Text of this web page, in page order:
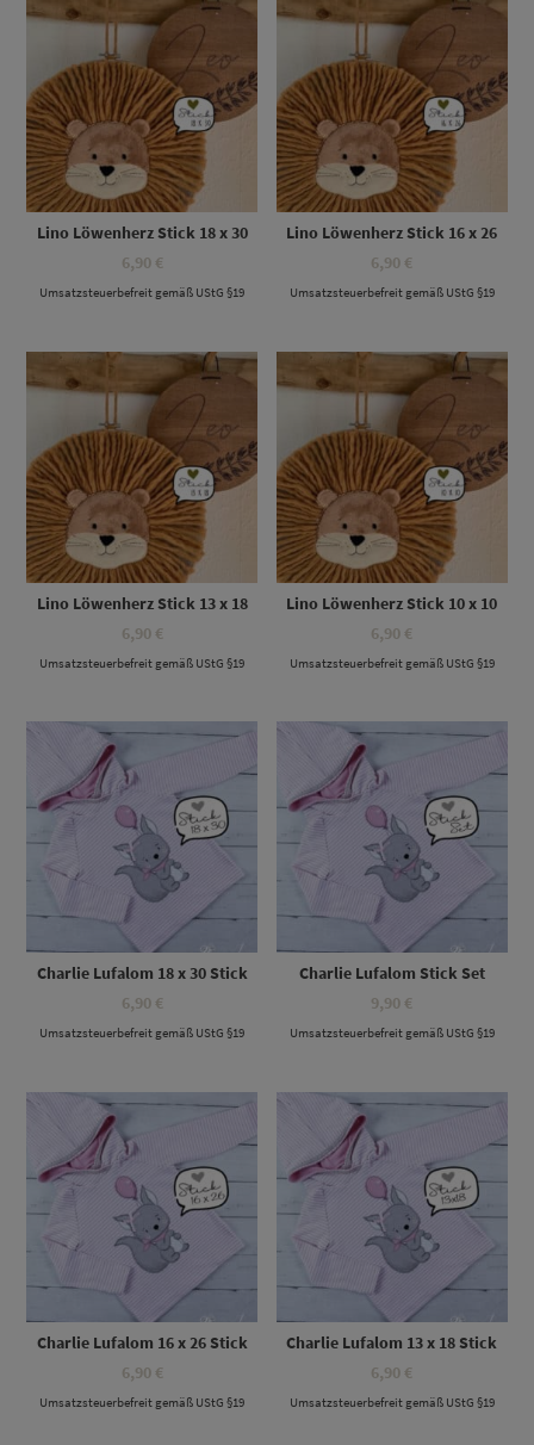
Lino Löwenherz Stick 18 x 30
6,90 €
Umsatzsteuerbefreit gemäß UStG §19
Lino Löwenherz Stick 16 x 26
6,90 €
Umsatzsteuerbefreit gemäß UStG §19
Lino Löwenherz Stick 13 x 18
6,90 €
Umsatzsteuerbefreit gemäß UStG §19
Lino Löwenherz Stick 10 x 10
6,90 €
Umsatzsteuerbefreit gemäß UStG §19
Charlie Lufalom 18 x 30 Stick
6,90 €
Umsatzsteuerbefreit gemäß UStG §19
Charlie Lufalom Stick Set
9,90 €
Umsatzsteuerbefreit gemäß UStG §19
Charlie Lufalom 16 x 26 Stick
6,90 €
Umsatzsteuerbefreit gemäß UStG §19
Charlie Lufalom 13 x 18 Stick
6,90 €
Umsatzsteuerbefreit gemäß UStG §19